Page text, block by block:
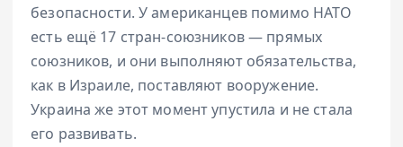
безопасности. У американцев помимо НАТО
есть ещё 17 стран-союзников — прямых
союзников, и они выполняют обязательства,
как в Израиле, поставляют вооружение.
Украина же этот момент упустила и не стала
его развивать.